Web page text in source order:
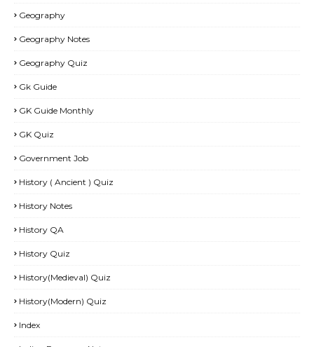
Geography
Geography Notes
Geography Quiz
Gk Guide
GK Guide Monthly
GK Quiz
Government Job
History ( Ancient ) Quiz
History Notes
History QA
History Quiz
History(Medieval) Quiz
History(Modern) Quiz
Index